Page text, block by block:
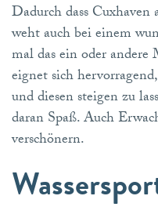
Dadurch dass
weht auch bei einem
mal das ein oder
eignet sich
und diesen steigen zu
daran Spaß. Auch
verschönern.